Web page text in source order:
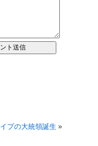
プの大統領誕生 »